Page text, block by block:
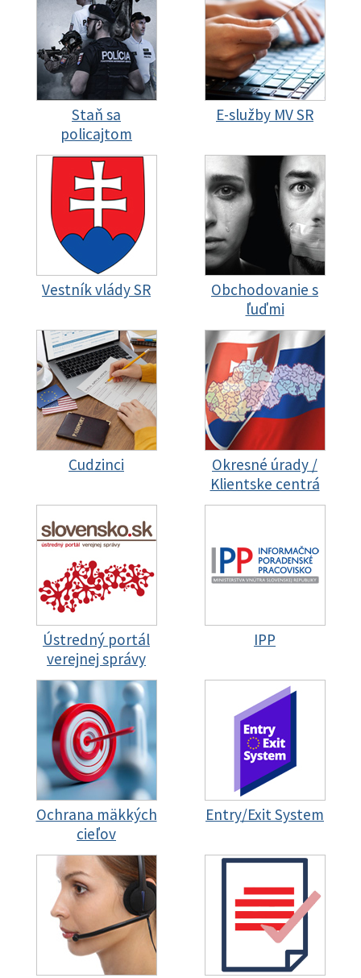
Staň sa
policajtom
E-služby MV SR
Vestník vlády SR
Obchodovanie s
ľuďmi
Cudzinci
Okresné úrady /
Klientske centrá
Ústredný portál
verejnej správy
IPP
Ochrana mäkkých
cieľov
Entry/Exit System